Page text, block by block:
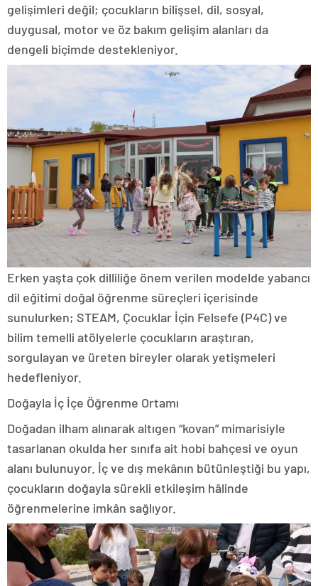
gelişimleri değil; çocukların bilişsel, dil, sosyal,
duygusal, motor ve öz bakım gelişim alanları da
dengeli biçimde destekleniyor.
Erken yaşta çok dilliliğe önem verilen modelde yabancı
dil eğitimi doğal öğrenme süreçleri içerisinde
sunulurken; STEAM, Çocuklar İçin Felsefe (P4C) ve
bilim temelli atölyelerle çocukların araştıran,
sorgulayan ve üreten bireyler olarak yetişmeleri
hedefleniyor.
Doğayla İç İçe Öğrenme Ortamı
Doğadan ilham alınarak altıgen “kovan” mimarisiyle
tasarlanan okulda her sınıfa ait hobi bahçesi ve oyun
alanı bulunuyor. İç ve dış mekânın bütünleştiği bu yapı,
çocukların doğayla sürekli etkileşim hâlinde
öğrenmelerine imkân sağlıyor.